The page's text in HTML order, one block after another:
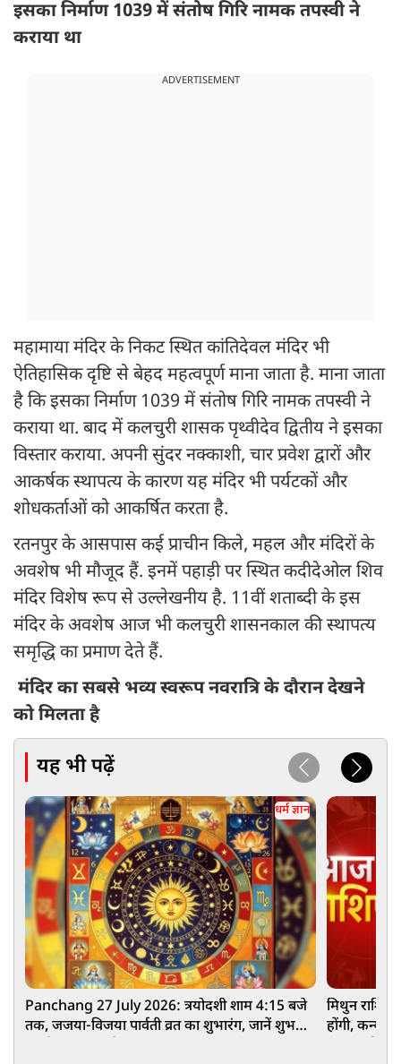
इसका निर्माण 1039 में संतोष गिरि नामक तपस्वी ने
कराया था
ADVERTISEMENT
महामाया मंदिर के निकट स्थित कांतिदेवल मंदिर भी
ऐतिहासिक दृष्टि से बेहद महत्वपूर्ण माना जाता है. माना जाता
है कि इसका निर्माण 1039 में संतोष गिरि नामक तपस्वी ने
कराया था. बाद में कलचुरी शासक पृथ्वीदेव द्वितीय ने इसका
विस्तार कराया. अपनी सुंदर नक्काशी, चार प्रवेश द्वारों और
आकर्षक स्थापत्य के कारण यह मंदिर भी पर्यटकों और
शोधकर्ताओं को आकर्षित करता है.
रतनपुर के आसपास कई प्राचीन किले, महल और मंदिरों के
अवशेष भी मौजूद हैं. इनमें पहाड़ी पर स्थित कदीदेओल शिव
मंदिर विशेष रूप से उल्लेखनीय है. 11वीं शताब्दी के इस
मंदिर के अवशेष आज भी कलचुरी शासनकाल की स्थापत्य
समृद्धि का प्रमाण देते हैं.
मंदिर का सबसे भव्य स्वरूप नवरात्रि के दौरान देखने
को मिलता है
यह भी पढ़ें
धर्म ज्ञान
Panchang 27 July 2026: त्रयोदशी शाम 4:15 बजे
तक, जजया-विजया पार्वती व्रत का शुभारंग, जानें शुभ
मिथुन राशि
होंगी, कन्या